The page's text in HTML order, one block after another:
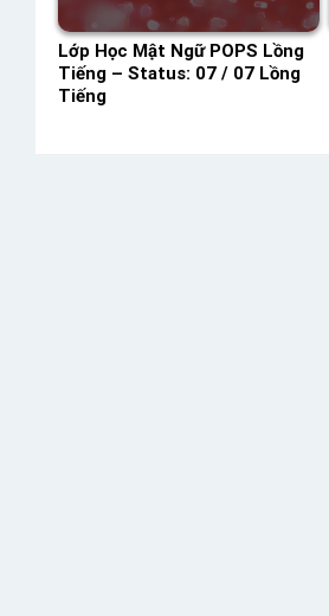
Lớp Học Mật Ngữ POPS Lồng
Tiếng – Status: 07 / 07 Lồng
Tiếng